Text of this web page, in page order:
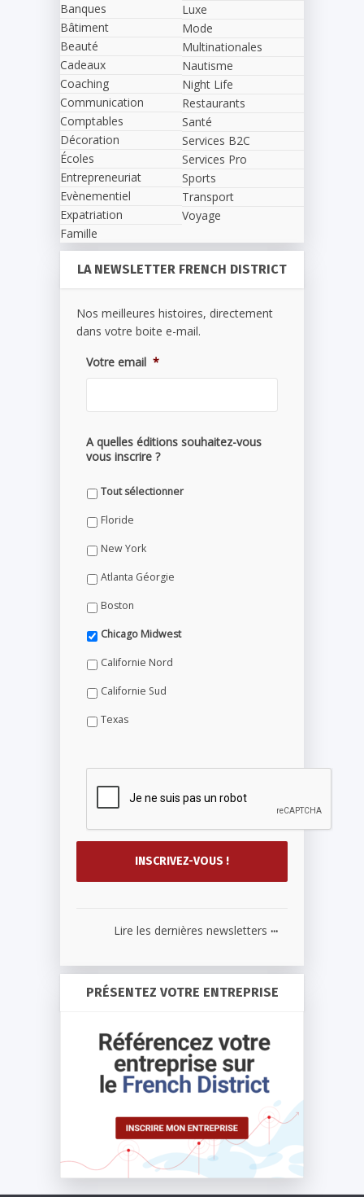
Banques
Bâtiment
Beauté
Cadeaux
Coaching
Communication
Comptables
Décoration
Écoles
Entrepreneuriat
Evènementiel
Expatriation
Famille
Luxe
Mode
Multinationales
Nautisme
Night Life
Restaurants
Santé
Services B2C
Services Pro
Sports
Transport
Voyage
LA NEWSLETTER FRENCH DISTRICT
Nos meilleures histoires, directement
dans votre boite e-mail.
Votre email *
A quelles éditions souhaitez-vous
vous inscrire ?
Tout sélectionner
Floride
New York
Atlanta Géorgie
Boston
Chicago Midwest
Californie Nord
Californie Sud
Texas
Lire les dernières newsletters ...
PRÉSENTEZ VOTRE ENTREPRISE